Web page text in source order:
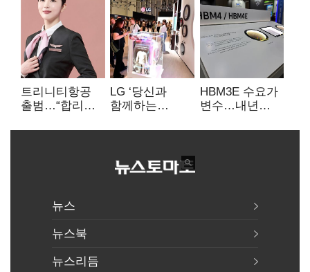
트리니티항공
출범…“합리적
서비스로 승부”
LG ‘당신과
함께하는
‘차세대 AI 홈’
HBM3E 수요가
변수…내년
노리는 삼성
뉴스
뉴스북
뉴스리듬